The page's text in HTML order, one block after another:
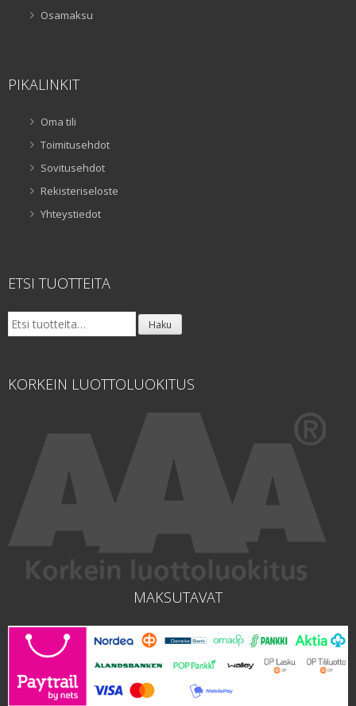
Osamaksu
PIKALINKIT
Oma tili
Toimitusehdot
Sovitusehdot
Rekisteriseloste
Yhteystiedot
ETSI TUOTTEITA
Etsi: Haku
KORKEIN LUOTTOLUOKITUS
MAKSUTAVAT